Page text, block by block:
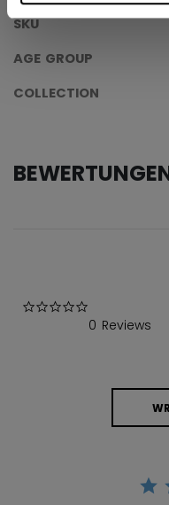
SKU
AGE GROUP
COLLECTION
0 Reviews